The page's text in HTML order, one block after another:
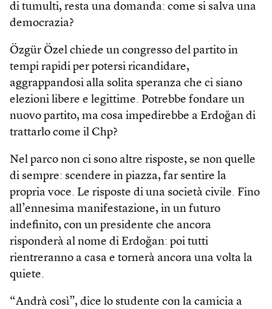
di tumulti, resta una domanda: come si salva una
democrazia?
Özgür Özel chiede un congresso del partito in
tempi rapidi per potersi ricandidare,
aggrappandosi alla solita speranza che ci siano
elezioni libere e legittime. Potrebbe fondare un
nuovo partito, ma cosa impedirebbe a Erdoğan di
trattarlo come il Chp?
Nel parco non ci sono altre risposte, se non quelle
di sempre: scendere in piazza, far sentire la
propria voce. Le risposte di una società civile. Fino
all’ennesima manifestazione, in un futuro
indefinito, con un presidente che ancora
risponderà al nome di Erdoğan: poi tutti
rientreranno a casa e tornerà ancora una volta la
quiete.
“Andrà così”, dice lo studente con la camicia a